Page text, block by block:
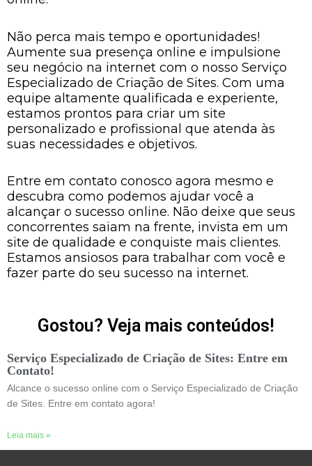
Não perca mais tempo e oportunidades!
Aumente sua presença online e impulsione
seu negócio na internet com o nosso Serviço
Especializado de Criação de Sites. Com uma
equipe altamente qualificada e experiente,
estamos prontos para criar um site
personalizado e profissional que atenda às
suas necessidades e objetivos.
Entre em contato conosco agora mesmo e
descubra como podemos ajudar você a
alcançar o sucesso online. Não deixe que seus
concorrentes saiam na frente, invista em um
site de qualidade e conquiste mais clientes.
Estamos ansiosos para trabalhar com você e
fazer parte do seu sucesso na internet.
Gostou? Veja mais conteúdos!
Serviço Especializado de Criação de Sites: Entre em
Contato!
Alcance o sucesso online com o Serviço Especializado de Criação
de Sites. Entre em contato agora!
Leia mais »